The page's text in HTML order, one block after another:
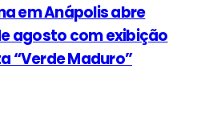
em Anápolis abre
agosto com exibição
“Verde Maduro”